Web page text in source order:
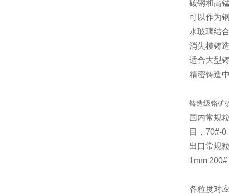
碳钢和高
可以作为
水玻璃结
消失模铸
适合大型
精密铸造
铸造级铬矿
国内常规
目，70#-0
出口常规
1mm
各粒度对